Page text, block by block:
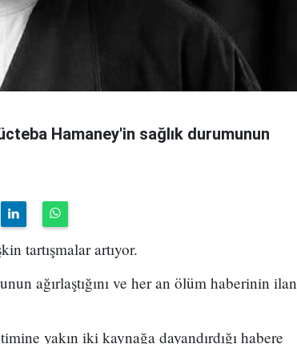
Hamaney'in sağlık durumunun
tartışmalar artıyor.
ağırlaştığını ve her an ölüm haberinin ilan
yakın iki kaynağa dayandırdığı habere